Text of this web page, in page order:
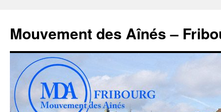
contenu
Mouvement des Aînés –